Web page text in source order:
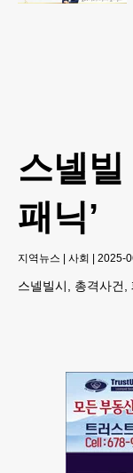
스넬빌
패닉’
지역뉴스 | 사회 | 2025-
스넬빌시, 총격사건,